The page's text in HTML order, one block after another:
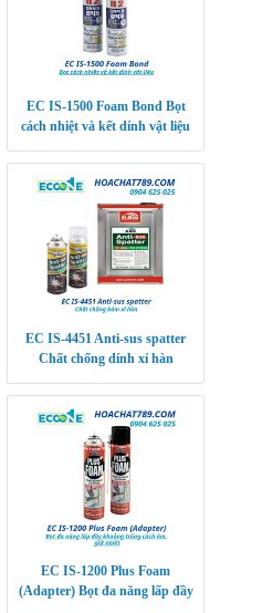
EC IS-1500 Foam Bond Bọt
cách nhiệt và kết dính vật liệu
EC IS-4451 Anti-sus spatter
Chất chống dính xỉ hàn
EC IS-1200 Plus Foam
(Adapter) Bọt đa năng lấp đầy